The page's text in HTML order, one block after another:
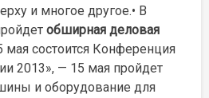
и многое другое.• В
обширная деловая
мая состоится Конференция
2013», — 15 мая пройдет
и оборудование для